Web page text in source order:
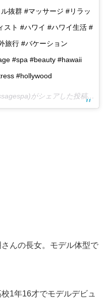
抜群 #マッサージ #リラッ
スト #ハワイ #ハワイ生活 #
旅行 #バケーション
#spa #beauty #hawaii
#hollywood
Sachiko Osamuraさん(@ilikaimassagespa)がシェアした投稿 –
んの長女。モデル体型で
1年16才でモデルデビュ